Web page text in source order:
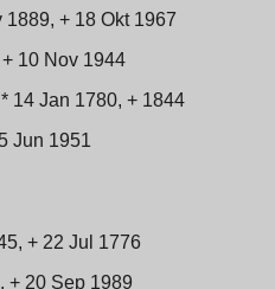
1889, + 18 Okt 1967
10 Nov 1944
* 14 Jan 1780, + 1844
Jun 1951
+ 22 Jul 1776
+ 20 Sep 1989